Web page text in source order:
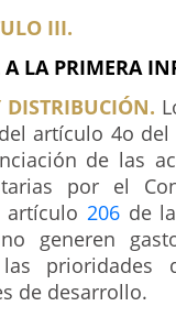
III.
LA PRIMERA
artículo 4o del
de las
por el
artículo 206 de
generen
prioridades
de desarrollo.